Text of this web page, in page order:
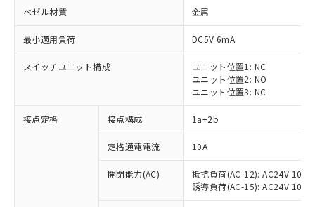
ベゼル材質 金属
最小適用負荷 DC5V 6mA
スイッチユニット構成
ユニット位置1: NC
ユニット位置2: NO
ユニット位置3: NC
接点定格 接点構成 1a+2b
定格通電電流 10A
開閉能力(AC)
抵抗負荷(AC-12): AC24V 10A/
誘導負荷(AC-15): AC24V
※1 対応状況
対応済み：EU RoHS指令（10物質）の
非含有に対応した製品が提供可能な商品で
対応予定：EU RoHS指令（10物質）の非含